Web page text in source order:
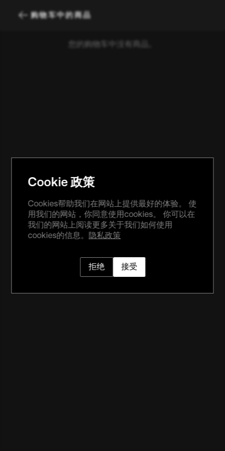
Cookie 政策
Cookies帮助我们在网站上提供最好的体验。 使
用我们的网站，你同意使用cookies。 你可以在
我们的网站上阅读更多关于我们如何使用
cookies的信息。 隐私政策
拒绝 接受
购物车中的商品
您的购物车中没有商品。